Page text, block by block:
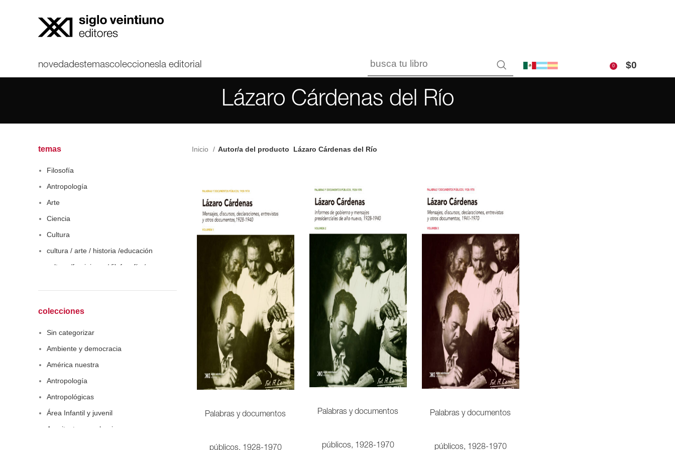
novedadestemascolecciones la editorial 0 $0
Lázaro Cárdenas del Río
temas
Filosofía
Antropología
Arte
Ciencia
Cultura
cultura / arte / historia /educación
cultura /feminismo / filofosofía /
Economía
colecciones
Sin categorizar
Ambiente y democracia
América nuestra
Antropología
Antropológicas
Área Infantil y juvenil
Arquitectura y urbanismo
Inicio Autor/a del producto Lázaro Cárdenas del Río
Palabras y documentos Palabras y documentos
públicos, 1928-1970
Palabras y documentos
públicos, 1928-1970